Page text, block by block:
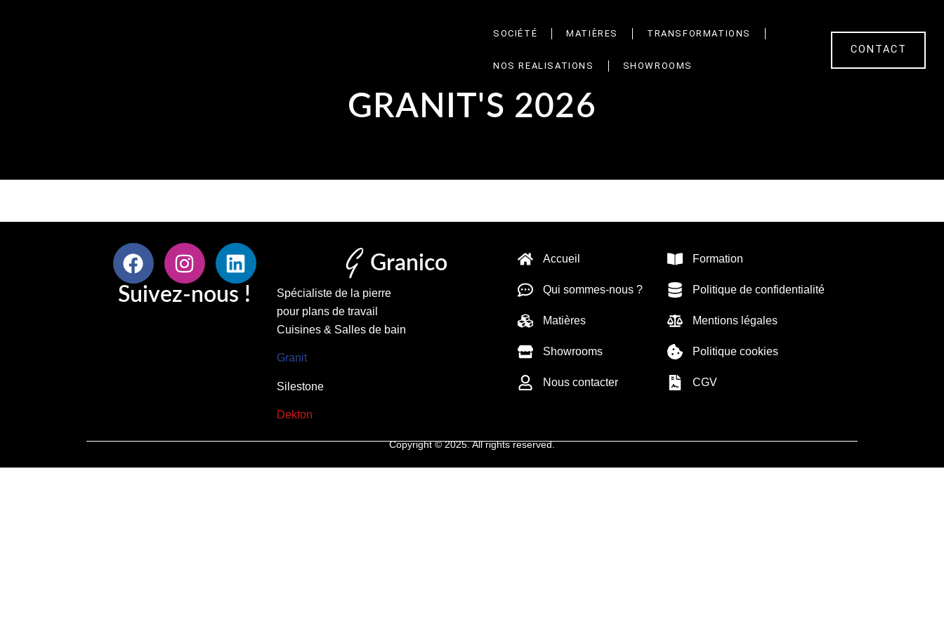
SOCIÉTÉ MATIÈRES TRANSFORMATIONS
NOS REALISATIONS SHOWROOMS
CONTACT
GRANIT'S 2026
Suivez-nous !
Spécialiste de la pierre
pour plans de travail
Cuisines & Salles de bain
Granit
Silestone
Dekton
Granico Accueil
Qui sommes-nous ?
Matières
Showrooms
Nous contacter
Formation
Politique de confidentialité
Mentions légales
Politique cookies
CGV
Copyright © 2025. All rights reserved.